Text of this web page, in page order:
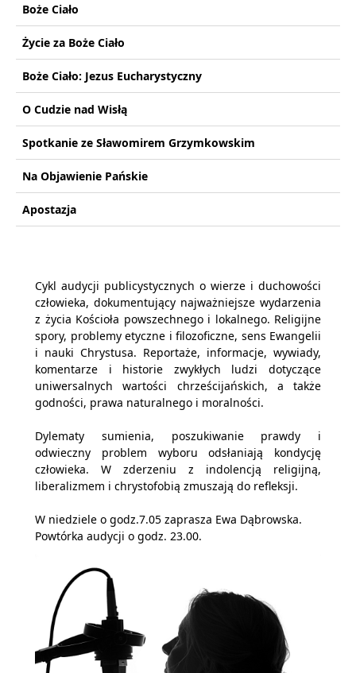
Boże Ciało
Życie za Boże Ciało
Boże Ciało: Jezus Eucharystyczny
O Cudzie nad Wisłą
Spotkanie ze Sławomirem Grzymkowskim
Na Objawienie Pańskie
Apostazja
Cykl audycji publicystycznych o wierze i duchowości
człowieka, dokumentujący najważniejsze wydarzenia
z życia Kościoła powszechnego i lokalnego. Religijne
spory, problemy etyczne i filozoficzne, sens Ewangelii
i nauki Chrystusa. Reportaże, informacje, wywiady,
komentarze i historie zwykłych ludzi dotyczące
uniwersalnych wartości chrześcijańskich, a także
godności, prawa naturalnego i moralności.
Dylematy sumienia, poszukiwanie prawdy i
odwieczny problem wyboru odsłaniają kondycję
człowieka. W zderzeniu z indolencją religijną,
liberalizmem i chrystofobią zmuszają do refleksji.
W niedziele o godz.7.05 zaprasza Ewa Dąbrowska.
Powtórka audycji o godz. 23.00.